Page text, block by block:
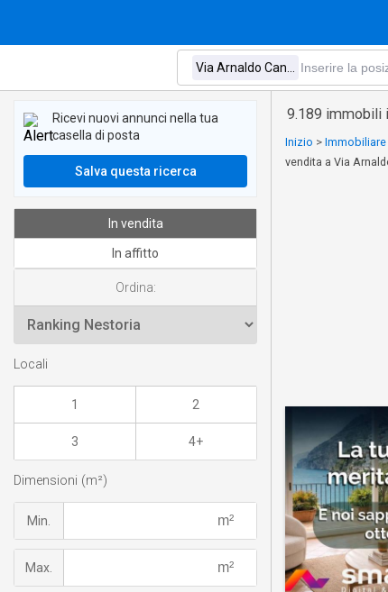
9.189 immobili
Inizio > Immobiliare
vendita a Via
Ricevi nuovi annunci nella tua
casella di posta
Salva questa ricerca
In vendita
In affitto
Ordina:
Locali
1 2
3 4+
Dimensioni (m²)
Min.
Max.